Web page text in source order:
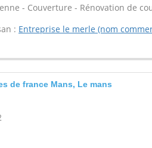
- Couverture - Rénovation de
: Entreprise le merle (nom
de france Mans, Le mans